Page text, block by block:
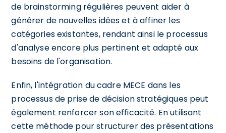
de brainstorming régulières peuvent aider à
générer de nouvelles idées et à affiner les
catégories existantes, rendant ainsi le processus
d'analyse encore plus pertinent et adapté aux
besoins de l'organisation.
Enfin, l'intégration du cadre MECE dans les
processus de prise de décision stratégiques peut
également renforcer son efficacité. En utilisant
cette méthode pour structurer des présentations